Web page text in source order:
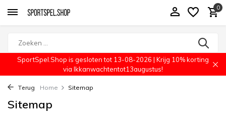
0
SportSpel.Shop is gesloten tot 13-08-2026 | Krijg 10% korting
via Ikkanwachtentot13augustus!
Terug Home Sitemap
Sitemap